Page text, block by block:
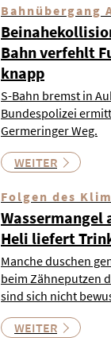
Bahnübergang
Bahn verfehlt
knapp
S-Bahn bremst in
Bundespolizei
Germeringer Weg.
WEITER
Folgen des
Wassermangel
Heli liefert
Manche duschen
beim Zähneputzen
sind sich nicht
WEITER